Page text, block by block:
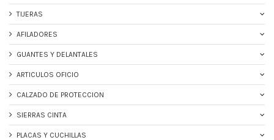
TIJERAS
AFILADORES
GUANTES Y DELANTALES
ARTICULOS OFICIO
CALZADO DE PROTECCION
SIERRAS CINTA
PLACAS Y CUCHILLAS